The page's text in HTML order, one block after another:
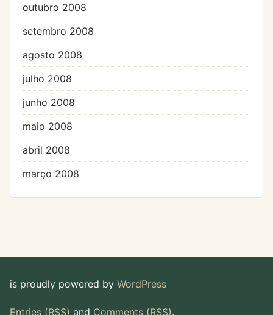
outubro 2008
setembro 2008
agosto 2008
julho 2008
junho 2008
maio 2008
abril 2008
março 2008
is proudly powered by WordPress
Entries (RSS) and Comments (RSS).